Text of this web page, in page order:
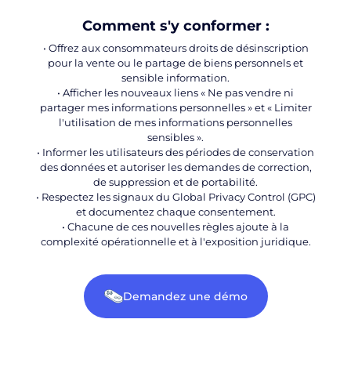
Comment s'y conformer :
• Offrez aux consommateursdroits de désinscription
pour la vente ou le partage de biens personnels et
sensible information.
• Afficher les nouveaux liens « Ne pas vendre ni
partager mes informations personnelles » et « Limiter
l'utilisation de mes informations personnelles
sensibles ».
• Informer les utilisateurs des périodes de conservation
des données et autoriser les demandes de correction,
de suppression et de portabilité.
• Respectez les signaux du Global Privacy Control (GPC)
et documentez chaque consentement.
• Chacune de ces nouvelles règles ajoute à la
complexité opérationnelle et à l'exposition juridique.
Demandez une démo